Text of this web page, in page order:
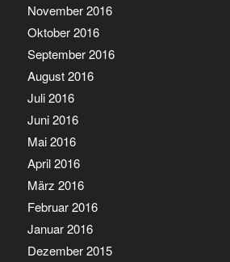
November 2016
Oktober 2016
September 2016
August 2016
Juli 2016
Juni 2016
Mai 2016
April 2016
März 2016
Februar 2016
Januar 2016
Dezember 2015